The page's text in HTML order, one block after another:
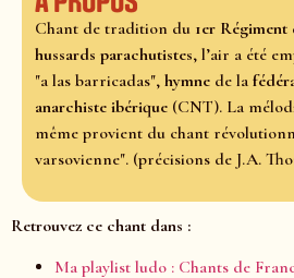
Chant de tradition du 1er Régiment
hussards parachutistes, l’air a été
"a las barricadas", hymne de la
anarchiste ibérique (CNT). La
même provient du chant
varsovienne". (précisions de J.A.
Retrouvez ce chant dans :
Ma playlist ludo : Chants de